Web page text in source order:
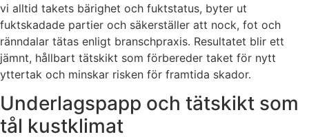
vi alltid takets bärighet och fuktstatus, byter ut
fuktskadade partier och säkerställer att nock, fot och
ränndalar tätas enligt branschpraxis. Resultatet blir ett
jämnt, hållbart tätskikt som förbereder taket för nytt
yttertak och minskar risken för framtida skador.
Underlagspapp och tätskikt som
tål kustklimat